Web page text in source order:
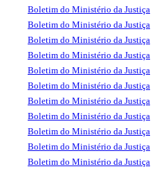
Boletim do Ministério da Justiça
Boletim do Ministério da Justiça
Boletim do Ministério da Justiça
Boletim do Ministério da Justiça
Boletim do Ministério da Justiça
Boletim do Ministério da Justiça
Boletim do Ministério da Justiça
Boletim do Ministério da Justiça
Boletim do Ministério da Justiça
Boletim do Ministério da Justiça
Boletim do Ministério da Justiça